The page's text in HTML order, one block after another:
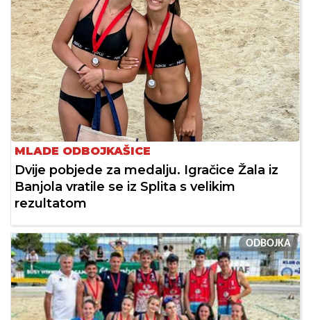
MLADE ODBOJKAŠICE
Dvije pobjede za medalju. Igračice Žala iz
Banjola vratile se iz Splita s velikim
rezultatom
ODBOJKA